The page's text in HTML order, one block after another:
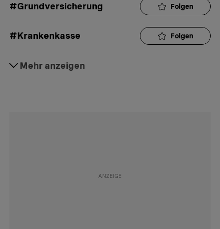
#Grundversicherung Folgen
#Krankenkasse Folgen
Mehr anzeigen
#Franchise